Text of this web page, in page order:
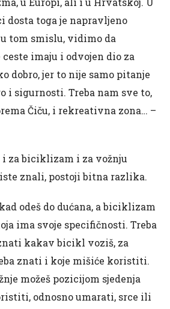
dosta toga je napravljeno
tom smislu, vidimo da
imaju i odvojen dio za
dobro, jer to nije samo pitanje
i sigurnosti. Treba nam sve to,
Čiču, i rekreativna zona… –
i za biciklizam i za vožnju
znali, postoji bitna razlika.
odeš do dućana, a biciklizam
ima svoje specifičnosti. Treba
kakav bicikl voziš, za
znati i koje mišiće koristiti.
možeš pozicijom sjedenja
odnosno umarati, srce ili